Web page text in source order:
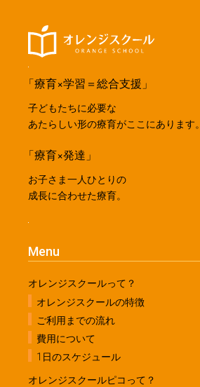
「療育×学習＝総合支援」
子どもたちに必要な
あたらしい形の療育がここにあります。
「療育×発達」
お子さま一人ひとりの
成長に合わせた療育。
Menu
オレンジスクールって？
オレンジスクールの特徴
ご利用までの流れ
費用について
1日のスケジュール
オレンジスクールピコって？